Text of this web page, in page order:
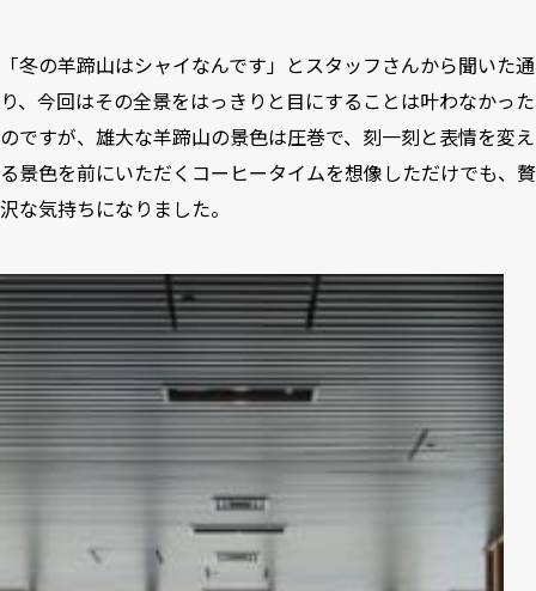
「冬の羊蹄山はシャイなんです」とスタッフさんから聞いた通
り、今回はその全景をはっきりと目にすることは叶わなかった
のですが、雄大な羊蹄山の景色は圧巻で、刻一刻と表情を変え
る景色を前にいただくコーヒータイムを想像しただけでも、贅
沢な気持ちになりました。